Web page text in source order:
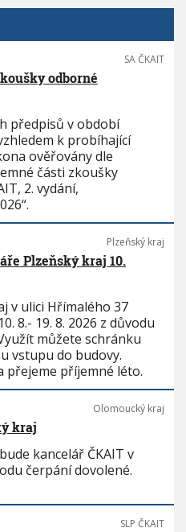
SA ČKAIT
odborné
předpisů v období
k probíhající
ověřovány dle
části zkoušky
2. vydání,
Plzeňský kraj
Plzeňský kraj 10.
v ulici Hřímalého 37
8.- 19. 8. 2026 z důvodu
můžete schránku
vstupu do budovy.
přejeme příjemné léto.
Olomoucký kraj
kraj
kancelář ČKAIT v
čerpání dovolené.
SLP ČKAIT